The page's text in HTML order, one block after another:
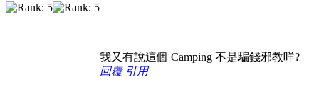
我又有說這個 Camping 不是騙錢邪教咩?
回覆 引用